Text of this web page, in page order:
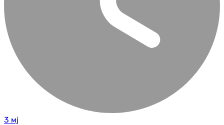
3 мј